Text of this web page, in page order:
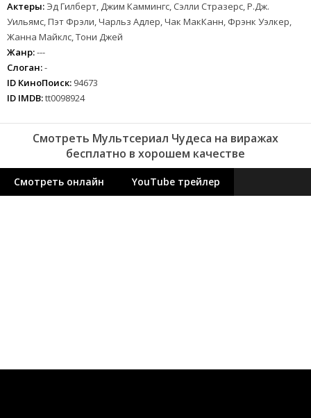
Актеры: Эд Гилберт, Джим Каммингс, Сэлли Стразерс, Р.Дж.
Уильямс, Пэт Фрэли, Чарльз Адлер, Чак МакКанн, Фрэнк Уэлкер,
Жанна Майклс, Тони Джей
Жанр:---
Слоган:-
ID КиноПоиск: 94673
ID IMDB:tt0098924
Смотреть Мультсериал Чудеса на виражах
бесплатно в хорошем качестве
Смотреть онлайн YouTube трейлер